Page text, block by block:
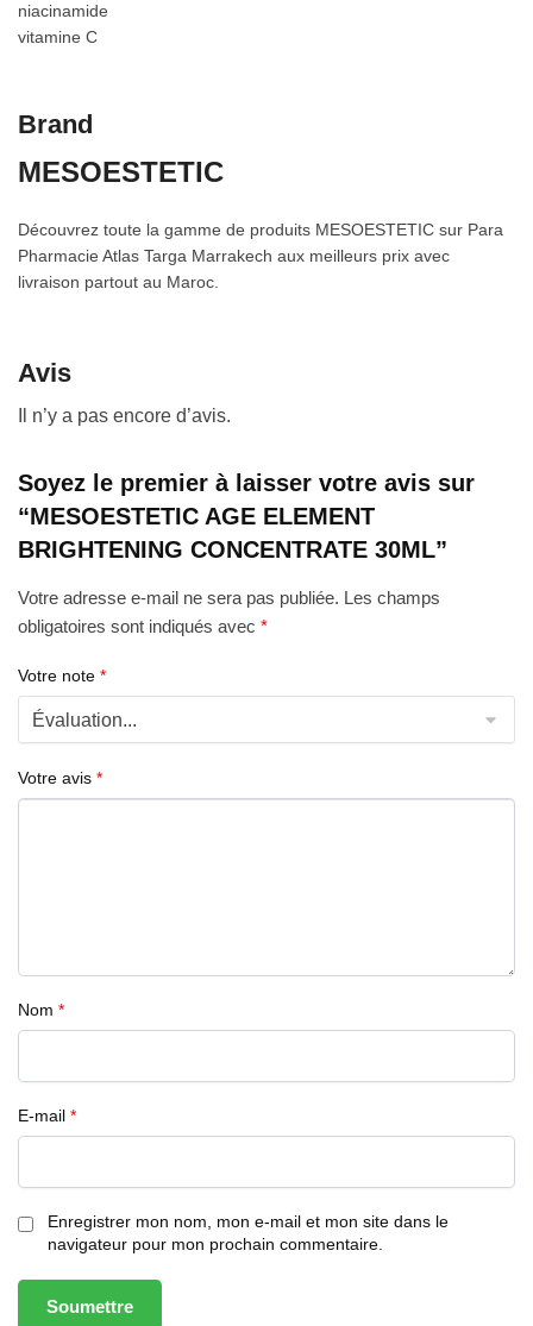
niacinamide
vitamine C
Brand
MESOESTETIC
Découvrez toute la gamme de produits MESOESTETIC sur Para
Pharmacie Atlas Targa Marrakech aux meilleurs prix avec
livraison partout au Maroc.
Avis
Il n’y a pas encore d’avis.
Soyez le premier à laisser votre avis sur
“MESOESTETIC AGE ELEMENT
BRIGHTENING CONCENTRATE 30ML”
Votre adresse e-mail ne sera pas publiée. Les champs
obligatoires sont indiqués avec *
Votre note *
Votre avis *
Nom *
E-mail *
Enregistrer mon nom, mon e-mail et mon site dans le
navigateur pour mon prochain commentaire.